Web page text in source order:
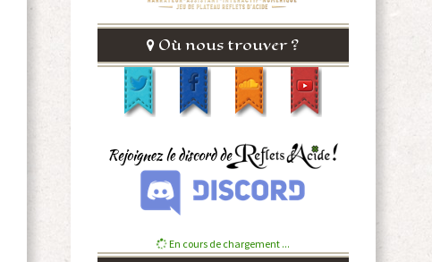
Où nous trouver ?
En cours de chargement ...